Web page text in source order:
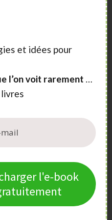
qui permet
les librairies en ligne
de distribution de livres
en France depuis peu
et idées pour
l’on voit rarement …
l'e-book